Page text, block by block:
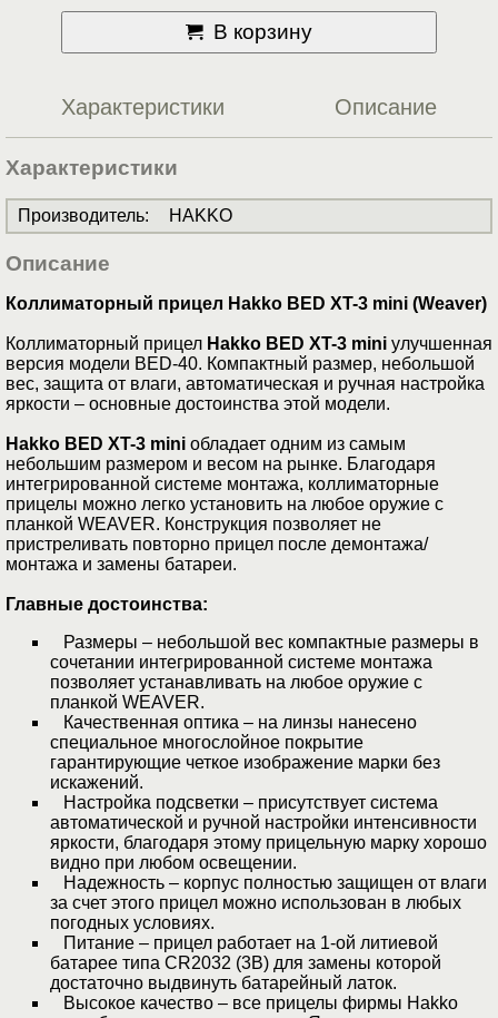
В корзину
Характеристики Описание
Характеристики
Производитель: HAKKO
Описание
Коллиматорный прицел Hakko BED XT-3 mini (Weaver)
Коллиматорный прицел Hakko BED XT-3 mini улучшенная
версия модели BED-40. Компактный размер, небольшой
вес, защита от влаги, автоматическая и ручная настройка
яркости – основные достоинства этой модели.
Hakko BED XT-3 mini обладает одним из самым
небольшим размером и весом на рынке. Благодаря
интегрированной системе монтажа, коллиматорные
прицелы можно легко установить на любое оружие с
планкой WEAVER. Конструкция позволяет не
пристреливать повторно прицел после демонтажа/
монтажа и замены батареи.
Главные достоинства:
Размеры – небольшой вес компактные размеры в
сочетании интегрированной системе монтажа
позволяет устанавливать на любое оружие с
планкой WEAVER.
Качественная оптика – на линзы нанесено
специальное многослойное покрытие
гарантирующие четкое изображение марки без
искажений.
Настройка подсветки – присутствует система
автоматической и ручной настройки интенсивности
яркости, благодаря этому прицельную марку хорошо
видно при любом освещении.
Надежность – корпус полностью защищен от влаги
за счет этого прицел можно использован в любых
погодных условиях.
Питание – прицел работает на 1-ой литиевой
батарее типа CR2032 (3В) для замены которой
достаточно выдвинуть батарейный латок.
Высокое качество – все прицелы фирмы Hakko